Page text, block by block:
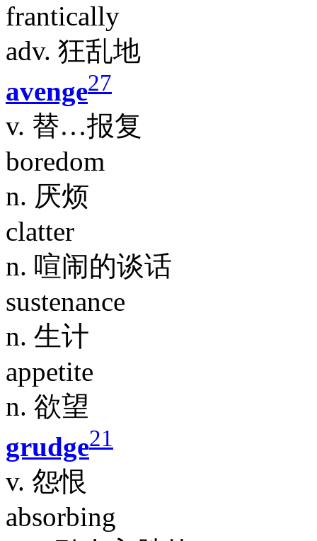
frantically
adv. 狂乱地
avenge27
v. 替…报复
boredom
n. 厌烦
clatter
n. 喧闹的谈话
sustenance
n. 生计
appetite
n. 欲望
grudge21
v. 怨恨
absorbing